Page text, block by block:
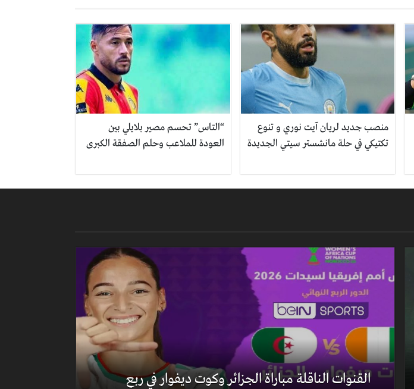
منصب جديد لريان آيت نوري و تنوع
تكتيكي في حلة مانشستر سيتي الجديدة
“التاس” تحسم مصير بلايلي بين
العودة للملاعب وحلم الصفقة الكبرى
القنوات الناقلة مباراة الجزائر وكوت ديفوار في ربع